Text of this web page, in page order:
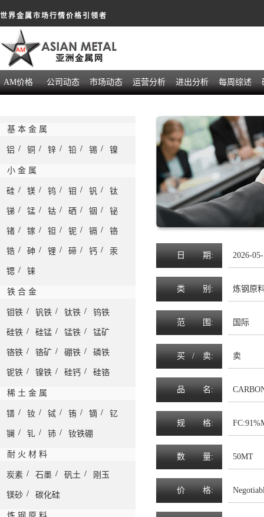
世界金属市场行情价格引领者
AM价格 公司动态 市场动态 运营分析 进出分析 每周综述
基 本 金 属
铝 / 铜 / 锌 / 铅 / 锡 / 镍
小 金 属
硅 / 镁 / 钨 / 钼 / 钒 / 钛
锑 / 锰 / 钴 / 硒 / 铟 / 铋
锗 / 镓 / 钽 / 铌 / 镉 / 铬
锆 / 砷 / 锂 / 碲 / 钙 / 汞
锶 / 铼
铁 合 金
钼铁 / 钒铁 / 钛铁 / 钨铁
硅铁 / 硅锰 / 锰铁 / 锰矿
铬铁 / 铬矿 / 硼铁 / 磷铁
铌铁 / 镍铁 / 硅钙 / 硅铬
稀 土 金 属
镨 / 钕 / 铽 / 铕 / 镝 / 钇
镧 / 钆 / 铈 / 钕铁硼
耐 火 材 料
炭素 / 石墨 / 矾土 / 刚玉
镁砂 / 碳化硅
日 期: 2026-
类 别: 炼钢原
范 围 : 国际
买 / 卖: 卖
品 名 :
规 格:
数 量: 50MT
价 格: